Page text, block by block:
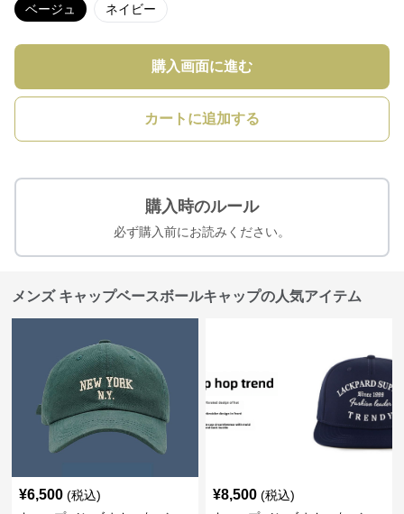
ベージュ ネイビー
購入画面に進む
カートに追加する
購入時のルール
必ず購入前にお読みください。
メンズ キャップベースボールキャップの人気アイテム
¥6,500 (税込) ¥8,500 (税込)